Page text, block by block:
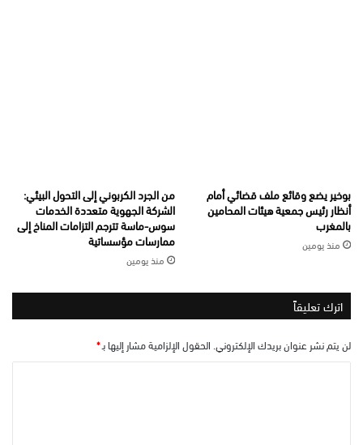
بوخير يضع وقائع ملف قضائي أمام
أنظار رئيس جمعية هيئات المحامين
بالمغرب
منذ يومين
من الجرد الكربوني إلى التحول البيئي:
الشركة الجهوية متعددة الخدمات
سوس-ماسة تترجم التزامات المناخ إلى
ممارسات مؤسساتية
منذ يومين
اترك تعليقاً
لن يتم نشر عنوان بريدك الإلكتروني. الحقول الإلزامية مشار إليها بـ*